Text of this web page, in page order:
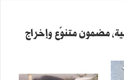
مضمون متنوّع وإخراج